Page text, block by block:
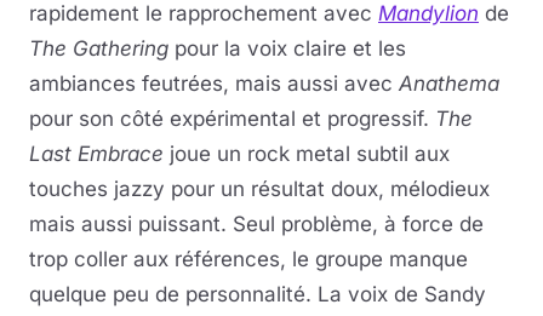
rapidement le rapprochement avec Mandylion de
The Gathering pour la voix claire et les
ambiances feutrées, mais aussi avec Anathema
pour son côté expérimental et progressif. The
Last Embrace joue un rock metal subtil aux
touches jazzy pour un résultat doux, mélodieux
mais aussi puissant. Seul problème, à force de
trop coller aux références, le groupe manque
quelque peu de personnalité. La voix de Sandy